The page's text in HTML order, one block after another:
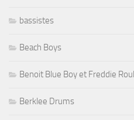
bassistes
Beach Boys
Benoit Blue Boy et Freddie
Berklee Drums